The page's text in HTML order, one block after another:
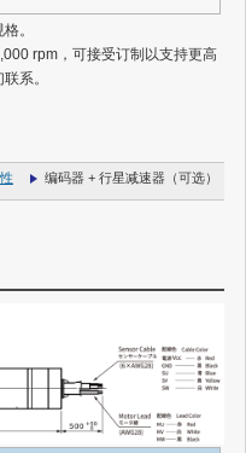
。
rpm，可接受订制以支持更高
系。
编码器 + 行星减速器（可选）